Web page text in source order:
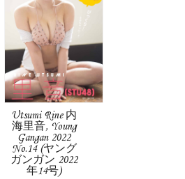
Utsumi Rine 内
海里音, Young
Gangan 2022
No.14 (ヤング
ガンガン 2022
年14号)